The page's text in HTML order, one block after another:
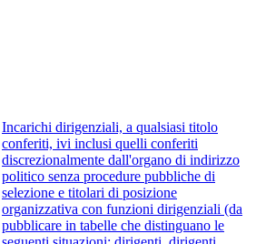
Incarichi dirigenziali, a qualsiasi titolo
conferiti, ivi inclusi quelli conferiti
discrezionalmente dall'organo di indirizzo
politico senza procedure pubbliche di
selezione e titolari di posizione
organizzativa con funzioni dirigenziali (da
pubblicare in tabelle che distinguano le